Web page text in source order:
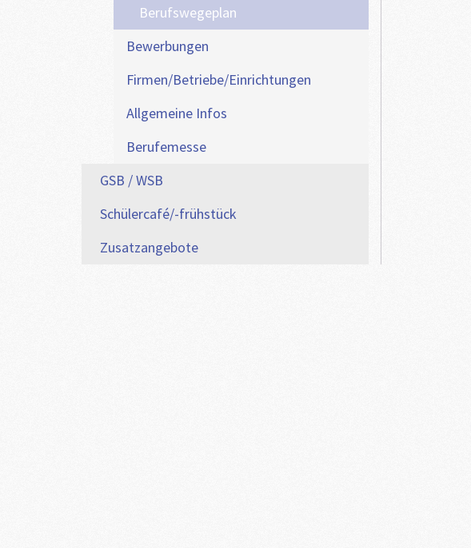
Berufswegeplan
Bewerbungen
Firmen/Betriebe/Einrichtungen
Allgemeine Infos
Berufemesse
GSB / WSB
Schülercafé/-frühstück
Zusatzangebote